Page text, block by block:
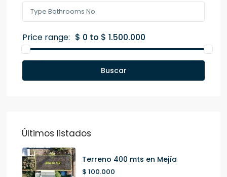
Price range: $ 0 to $ 1.500.000
Buscar
Últimos listados
Terreno 400 mts en Mejía
$ 100.000